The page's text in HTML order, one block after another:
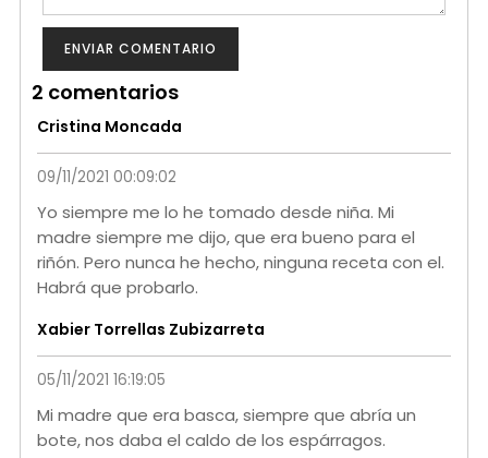
2 comentarios
Cristina Moncada
09/11/2021 00:09:02
Yo siempre me lo he tomado desde niña. Mi
madre siempre me dijo, que era bueno para el
riñón. Pero nunca he hecho, ninguna receta con el.
Habrá que probarlo.
Xabier Torrellas Zubizarreta
05/11/2021 16:19:05
Mi madre que era basca, siempre que abría un
bote, nos daba el caldo de los espárragos.